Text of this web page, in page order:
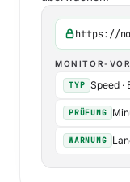
https://
MONITOR-
TYP Speed ·
PRÜFUNG
WARNUNG